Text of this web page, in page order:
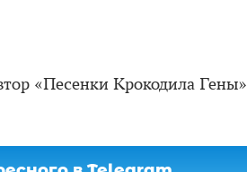
«Песенки Крокодила Гены»